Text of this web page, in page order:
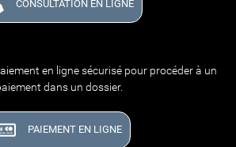
CONSULTATION EN LIGNE
en ligne sécurisé pour procéder à un
dans un dossier.
PAIEMENT EN LIGNE